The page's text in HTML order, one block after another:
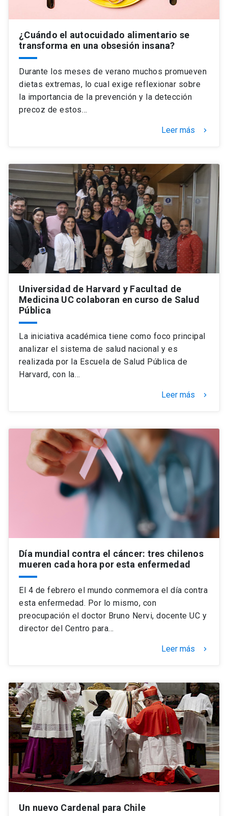
¿Cuándo el autocuidado alimentario se
transforma en una obsesión insana?
Durante los meses de verano muchos promueven
dietas extremas, lo cual exige reflexionar sobre
la importancia de la prevención y la detección
precoz de estos…
Leer más keyboard_arrow_right
Universidad de Harvard y Facultad de
Medicina UC colaboran en curso de Salud
Pública
La iniciativa académica tiene como foco principal
analizar el sistema de salud nacional y es
realizada por la Escuela de Salud Pública de
Harvard, con la…
Leer más keyboard_arrow_right
Día mundial contra el cáncer: tres chilenos
mueren cada hora por esta enfermedad
El 4 de febrero el mundo conmemora el día contra
esta enfermedad. Por lo mismo, con
preocupación el doctor Bruno Nervi, docente UC y
director del Centro para…
Leer más keyboard_arrow_right
Un nuevo Cardenal para Chile